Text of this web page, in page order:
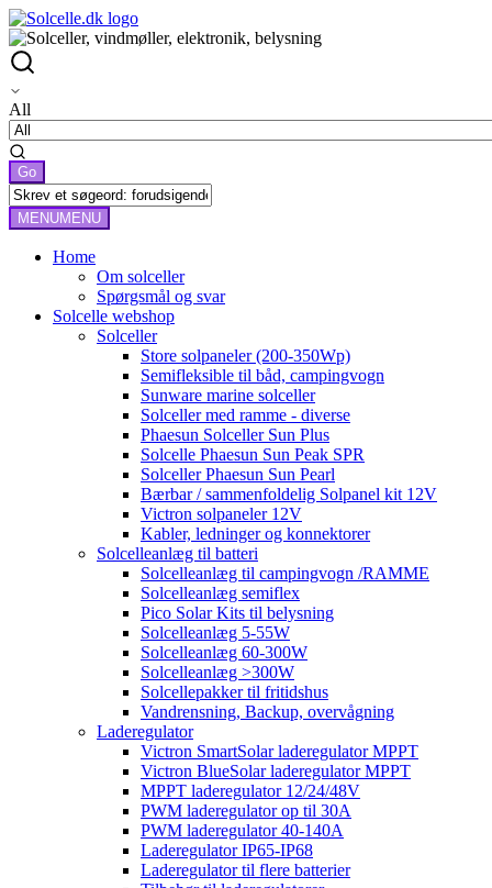
All
MENUMENU
Home
Om solceller
Spørgsmål og svar
Solcelle webshop
Solceller
Store solpaneler (200-350Wp)
Semifleksible til båd, campingvogn
Sunware marine solceller
Solceller med ramme - diverse
Phaesun Solceller Sun Plus
Solcelle Phaesun Sun Peak SPR
Solceller Phaesun Sun Pearl
Bærbar / sammenfoldelig Solpanel kit 12V
Victron solpaneler 12V
Kabler, ledninger og konnektorer
Solcelleanlæg til batteri
Solcelleanlæg til campingvogn /RAMME
Solcelleanlæg semiflex
Pico Solar Kits til belysning
Solcelleanlæg 5-55W
Solcelleanlæg 60-300W
Solcelleanlæg >300W
Solcellepakker til fritidshus
Vandrensning, Backup, overvågning
Laderegulator
Victron SmartSolar laderegulator MPPT
Victron BlueSolar laderegulator MPPT
MPPT laderegulator 12/24/48V
PWM laderegulator op til 30A
PWM laderegulator 40-140A
Laderegulator IP65-IP68
Laderegulator til flere batterier